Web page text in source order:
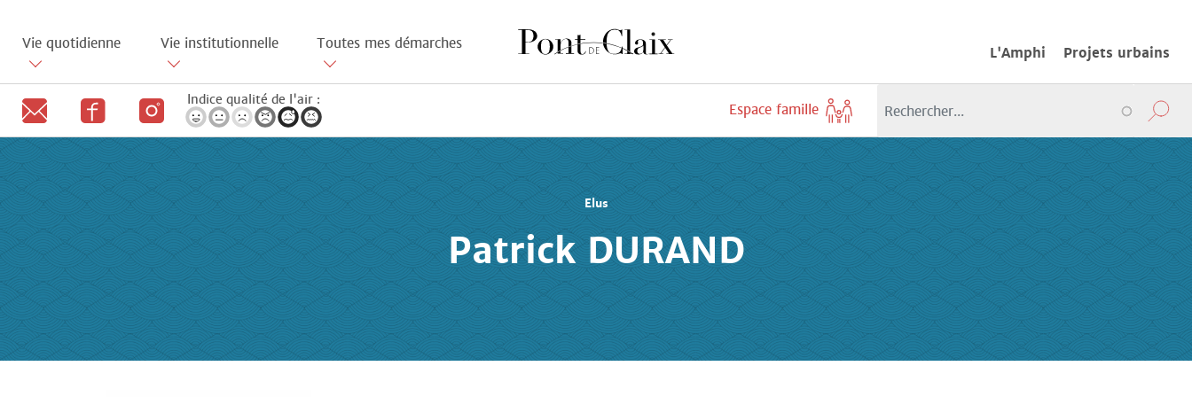
contenu
principal
Vie quotidienne Vie institutionnelle Toutes mes démarches
L'Amphi Projets urbains
Indice qualité de l'air :
Espace famille
Elus
Patrick DURAND